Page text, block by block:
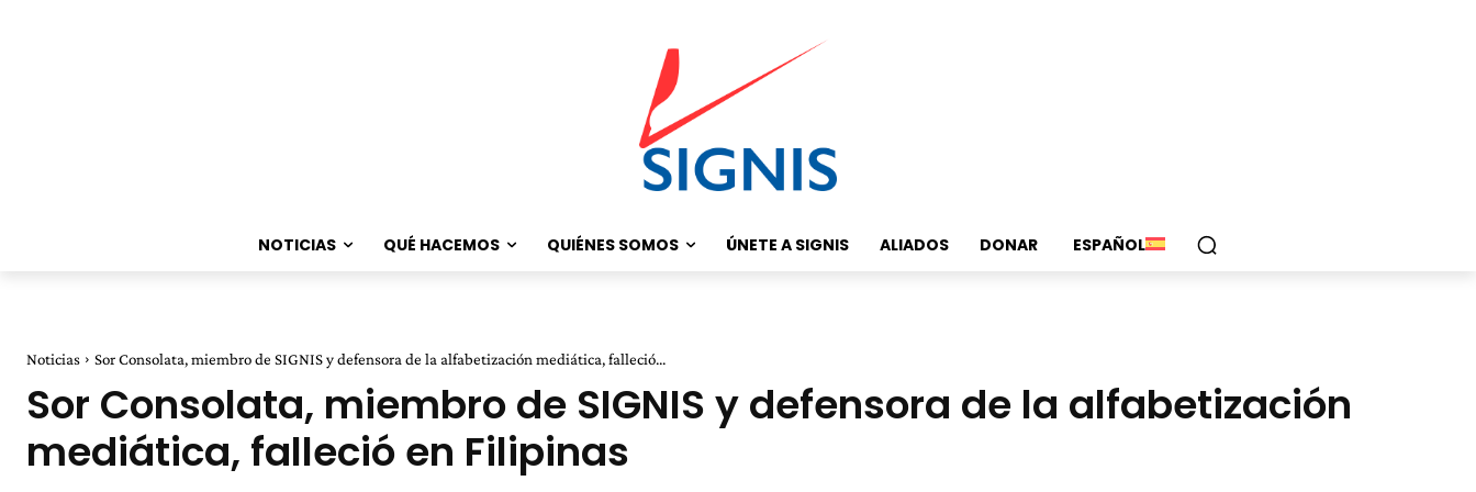
NOTICIAS QUÉ HACEMOS QUIÉNES SOMOS ÚNETE A SIGNIS ALIADOS DONAR ESPAÑOL
Noticias Sor Consolata, miembro de SIGNIS y defensora de la alfabetización mediática, falleció...
Sor Consolata, miembro de SIGNIS y defensora de la alfabetización
mediática, falleció en Filipinas